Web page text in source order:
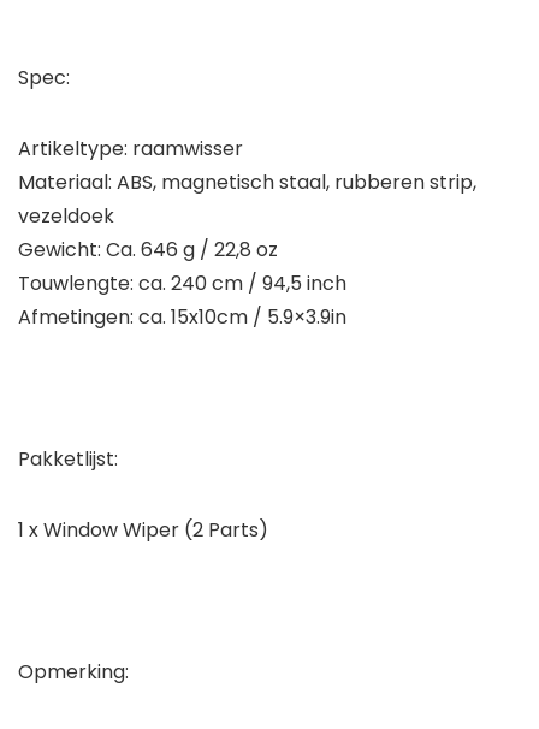
Spec:
Artikeltype: raamwisser
Materiaal: ABS, magnetisch staal, rubberen strip,
vezeldoek
Gewicht: Ca. 646 g / 22,8 oz
Touwlengte: ca. 240 cm / 94,5 inch
Afmetingen: ca. 15x10cm / 5.9×3.9in
Pakketlijst:
1 x Window Wiper (2 Parts)
Opmerking: